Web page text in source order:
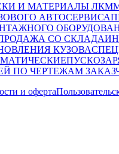
И МАТЕРИАЛЫ ЛКМ
АВТОСЕРВИСА
СО СКЛАДА
КУЗОВА
ПО ЧЕРТЕЖАМ
и оферта